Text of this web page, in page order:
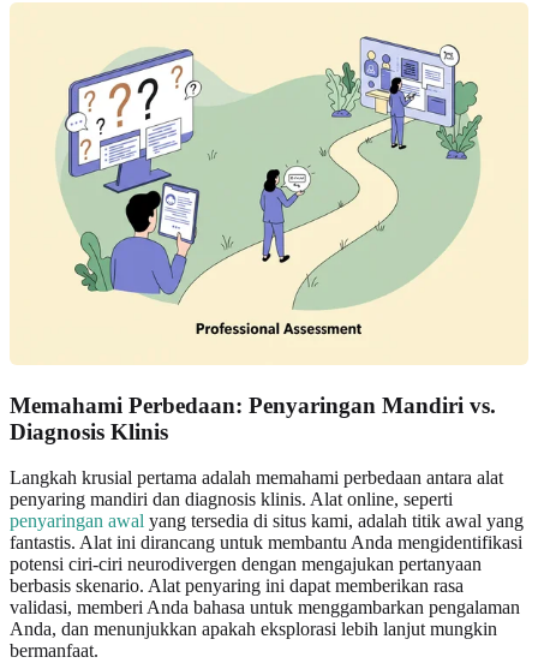
Memahami Perbedaan: Penyaringan Mandiri vs.
Diagnosis Klinis
Langkah krusial pertama adalah memahami perbedaan antara alat
penyaring mandiri dan diagnosis klinis. Alat online, seperti
penyaringan awal yang tersedia di situs kami, adalah titik awal yang
fantastis. Alat ini dirancang untuk membantu Anda mengidentifikasi
potensi ciri-ciri neurodivergen dengan mengajukan pertanyaan
berbasis skenario. Alat penyaring ini dapat memberikan rasa
validasi, memberi Anda bahasa untuk menggambarkan pengalaman
Anda, dan menunjukkan apakah eksplorasi lebih lanjut mungkin
bermanfaat.